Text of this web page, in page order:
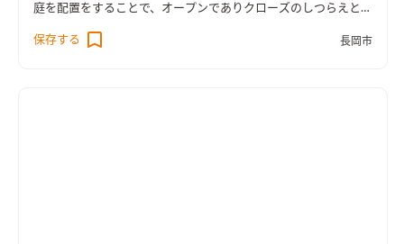
庭を配置をすることで、オープンでありクローズのしつらえとし
保存する
長岡市